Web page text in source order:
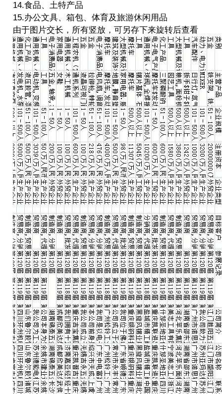
14.食品、土特产品
15.办公文具、箱包、体育及旅游休闲用品
由于图片交长，所有竖放，可另存下来旋转后查看